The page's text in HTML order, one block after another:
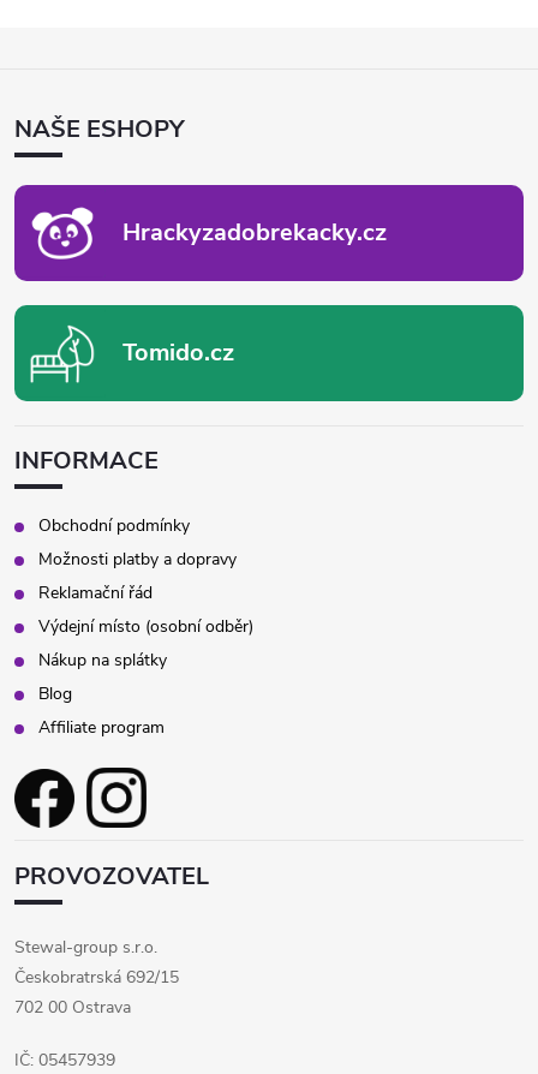
ANAŠE ESHOPY
Hrackyzadobrekacky.cz
Tomido.cz
INFORMACE
Obchodní podmínky
Možnosti platby a dopravy
Reklamační řád
Výdejní místo (osobní odběr)
Nákup na splátky
Blog
Affiliate program
PROVOZOVATEL
Stewal-group s.r.o.
Českobratrská 692/15
702 00 Ostrava
IČ: 05457939